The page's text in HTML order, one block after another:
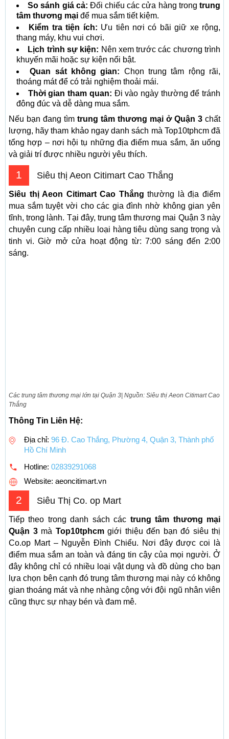
So sánh giá cả: Đối chiếu các cửa hàng trongtrung
tâm thương mại để mua sắm tiết kiệm.
Kiểm tra tiện ích: Ưu tiên nơi có bãi giữ xe rộng,
thang máy, khu vui chơi.
Lịch trình sự kiện: Nên xem trước các chương trình
khuyến mãi hoặc sự kiện nổi bật.
Quan sát không gian: Chọn trung tâm rộng rãi,
thoáng mát để có trải nghiệm thoải mái.
Thời gian tham quan: Đi vào ngày thường để tránh
đông đúc và dễ dàng mua sắm.
Nếu bạn đang tìm trung tâm thương mại ở Quận 3 chất
lượng, hãy tham khảo ngay danh sách mà Top10tphcm đã
tổng hợp – nơi hội tụ những địa điểm mua sắm, ăn uống
và giải trí được nhiều người yêu thích.
1 Siêu thị Aeon Citimart Cao Thắng
Siêu thị Aeon Citimart Cao Thắng thường là địa điểm
mua sắm tuyệt vời cho các gia đình nhờ không gian yên
tĩnh, trong lành. Tại đây, trung tâm thương mai Quận 3 này
chuyên cung cấp nhiều loại hàng tiêu dùng sang trọng và
tinh vi. Giờ mở cửa hoạt động từ: 7:00 sáng đến 2:00
sáng.
Các trung tâm thương mại lớn tại Quận 3| Nguồn: Siêu thị Aeon Citimart Cao
Thắng
Thông Tin Liên Hệ:
Địa chỉ: 96 Đ. Cao Thắng, Phường 4, Quận 3, Thành phố
Hồ Chí Minh
Hotline: 02839291068
Website: aeoncitimart.vn
2 Siêu Thị Co. op Mart
Tiếp theo trong danh sách các trung tâm thương mại
Quận 3mà Top10tphcmgiới thiệu đến bạn đó siêu thị
Co.op Mart – Nguyễn Đình Chiểu. Nơi đây được coi là
điểm mua sắm an toàn và đáng tin cậy của mọi người. Ở
đây không chỉ có nhiều loại vật dụng và đồ dùng cho bạn
lựa chọn bên cạnh đó trung tâm thương mại này có không
gian thoáng mát và nhẹ nhàng cộng với đội ngũ nhân viên
cũng thực sự nhạy bén và đam mê.